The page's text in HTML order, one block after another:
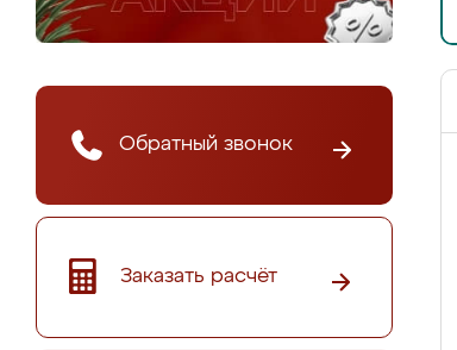
Обратный звонок
Заказать расчёт